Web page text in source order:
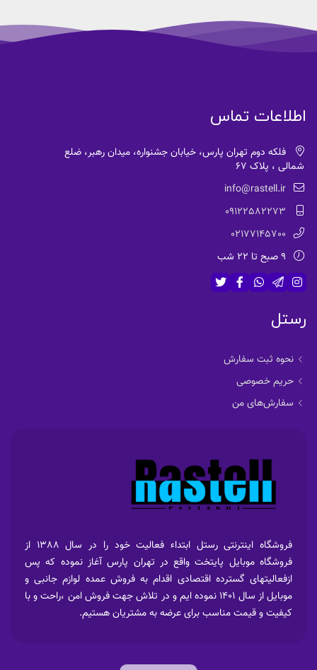
اطلاعات تماس
فلکه دوم تهران پارس، خیابان جشنواره، میدان رهبر، ضلع
شمالی ، پلاک 67
info@rastell.ir
09122582273
02177145700
9 صبح تا 22 شب
رستل
نحوه ثبت سفارش
حریم خصوصی
سفارش‌های من
فروشگاه اینترنتی رستل ابتداء فعالیت خود را در سال 1388 از
فروشگاه موبایل پایتخت واقع در تهران پارس آغاز نموده که پس
ازفعالیتهای گسترده اقتصادی اقدام به فروش عمده لوازم جانبی و
موبایل از سال 1401 نموده ایم و در تلاش جهت فروش امن ،راحت و با
کیفیت و قیمت مناسب برای عرضه به مشتریان هستیم.